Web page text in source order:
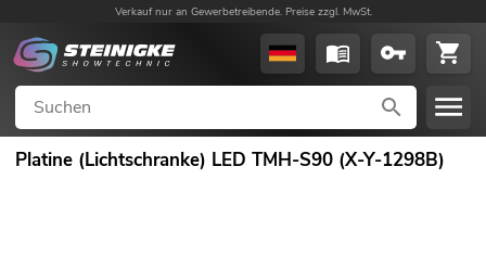
Verkauf nur an Gewerbetreibende. Preise zzgl. MwSt.
Platine (Lichtschranke) LED TMH-S90 (X-Y-1298B)